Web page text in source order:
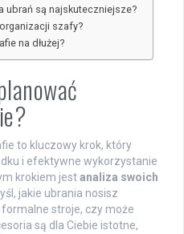
ubrań są najskuteczniejsze?
szafy?
na dłużej?
to kluczowy krok, który
i efektywne wykorzystanie
krokiem jestanaliza swoich
jakie ubrania nosisz
stroje, czy może
są dla Ciebie istotne,